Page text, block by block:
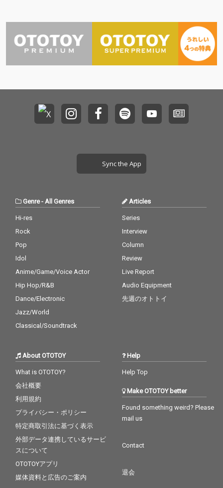
Sync the App
Genre- All Genres
Hi-res
Rock
Pop
Idol
Anime/Game/Voice Actor
Hip Hop/R&B
Dance/Electronic
Jazz/World
Classical/Soundtrack
Articles
Series
Interview
Column
Review
Live Report
Audio Equipment
先週のオトトイ
About OTOTOY
What is OTOTOY?
会社概要
利用規約
プライバシー・ポリシー
特定商取引法に基づく表示
外部データ連携しているサービ
スについて
OTOTOYアプリ
媒体資料と広告のご案内
Help
Help Top
Make OTOTOY better
Found something weird? Please
mail us
Contact
退会